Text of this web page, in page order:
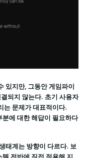
있지만, 그동안 게임파이
되지 않는다. 초기 사용자
는 문제가 대표적이다.
에 대한 해답이 필요하다
태계는 방향이 다르다. 보